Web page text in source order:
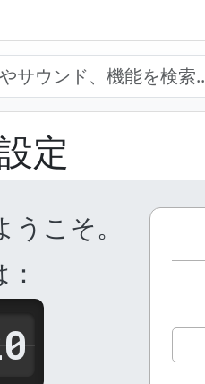
定
こそ。